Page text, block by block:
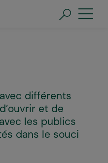
différents
et de
les publics
dans le souci